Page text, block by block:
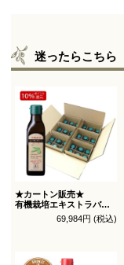
迷ったらこちら
★カートン販売★
有機栽培エキストラバー
オリーブオイル ブレンド
69,984円 (税込)